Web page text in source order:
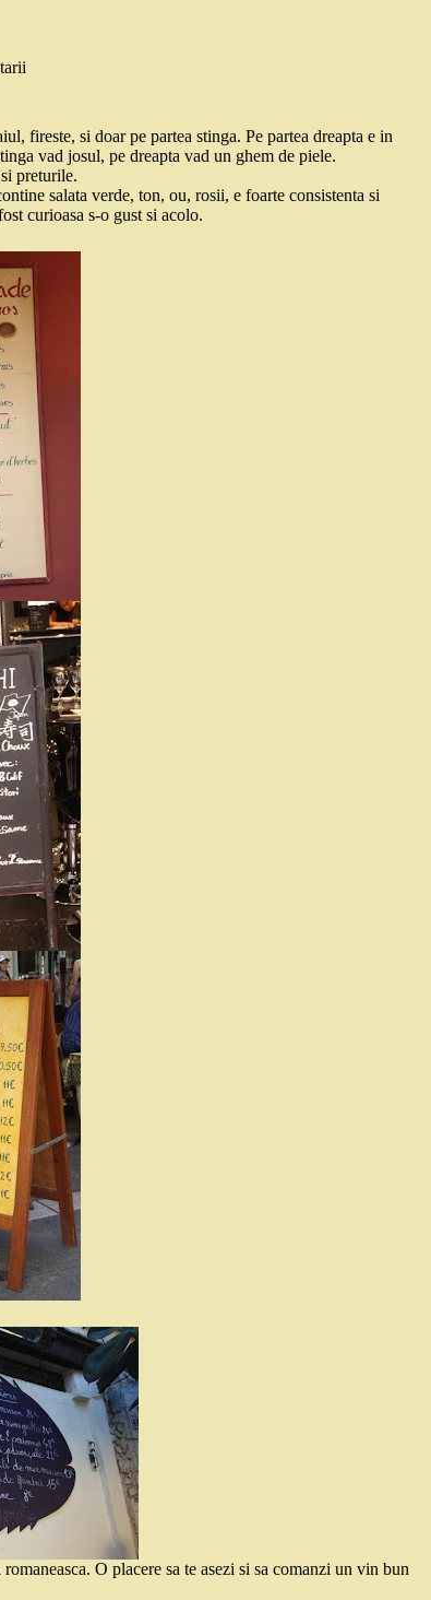
fireste, si doar pe partea stinga. Pe partea dreapta e in
vad josul, pe dreapta vad un ghem de piele.
preturile.
salata verde, ton, ou, rosii, e foarte consistenta si
curioasa s-o gust si acolo.
O placere sa te asezi si sa comanzi un vin bun